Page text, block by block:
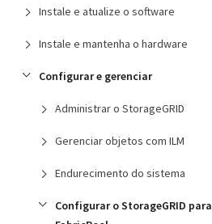
Instale e atualize o software
Instale e mantenha o hardware
Configurar e gerenciar
Administrar o StorageGRID
Gerenciar objetos com ILM
Endurecimento do sistema
Configurar o StorageGRID para